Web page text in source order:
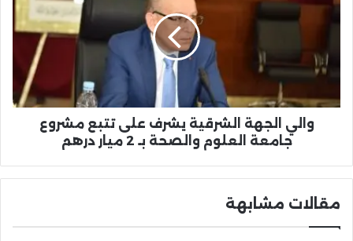
الشرقية
يشرف
تتبع
مشروع
العلوم
والصحةوالي الجهة الشرقية يشرف على تتبع مشروع
جامعة العلوم والصحة بـ 2 ميار درهم
مقالات مشابهة